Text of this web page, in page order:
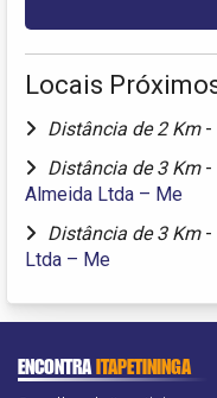
Locais
Distância de 2 Km -
Distância de 3 Km -
Almeida Ltda – Me
Distância de 3 Km -
Ltda – Me
ENCONTRAITAPETININGA